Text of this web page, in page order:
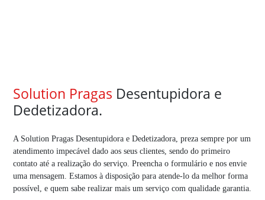
Solution Pragas Desentupidora e
Dedetizadora.
A Solution Pragas Desentupidora e Dedetizadora, preza sempre por um
atendimento impecável dado aos seus clientes, sendo do primeiro
contato até a realização do serviço. Preencha o formulário e nos envie
uma mensagem. Estamos à disposição para atende-lo da melhor forma
possível, e quem sabe realizar mais um serviço com qualidade garantia.